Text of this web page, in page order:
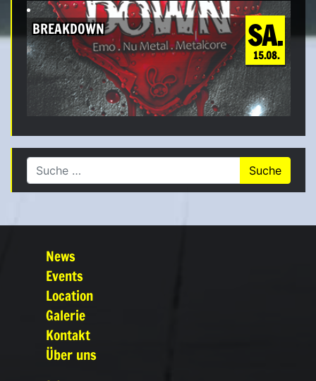
SA.
15.08.
BREAKDOWN
Suche nach:
News
Events
Location
Galerie
Kontakt
Über uns